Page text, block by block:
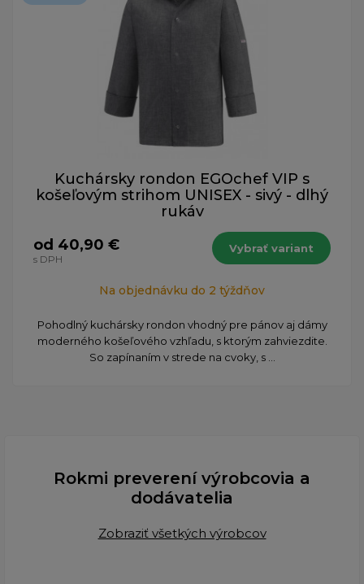
Kuchársky rondon EGOchef VIP s
košeľovým strihom UNISEX - sivý - dlhý
rukáv
od 40,90 €
s DPH
Vybrať variant
Na objednávku do 2 týždňov
Pohodlný kuchársky rondon vhodný pre pánov aj dámy
moderného košeľového vzhľadu, s ktorým zahviezdite.
So zapínaním v strede na cvoky, s ...
Rokmi preverení výrobcovia a
dodávatelia
Zobraziť všetkých výrobcov